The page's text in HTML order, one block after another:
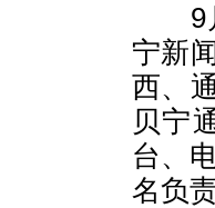
9
宁新
西、
贝宁
台、
名负